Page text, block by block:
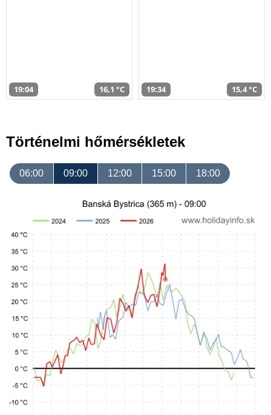
19:04 16,1 °C 19:34 15,4 °C
Történelmi hőmérsékletek
06:00 09:00 12:00 15:00 18:00